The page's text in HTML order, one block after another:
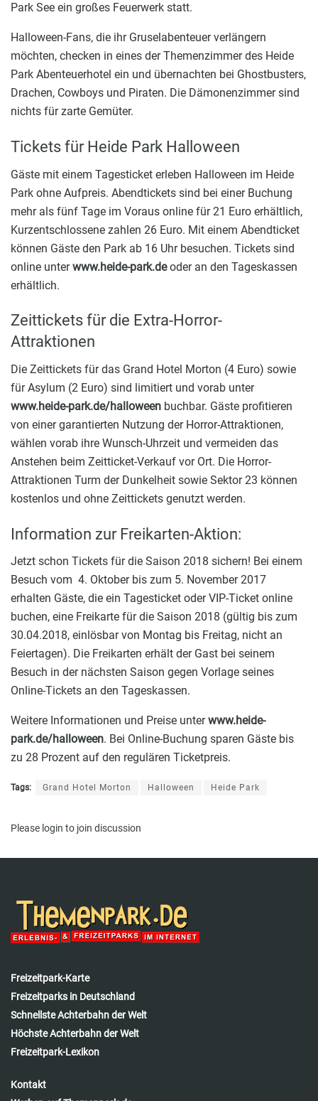
Park See ein großes Feuerwerk statt.
Halloween-Fans, die ihr Gruselabenteuer verlängern
möchten, checken in eines der Themenzimmer des Heide
Park Abenteuerhotel ein und übernachten bei Ghostbusters,
Drachen, Cowboys und Piraten. Die Dämonenzimmer sind
nichts für zarte Gemüter.
Tickets für Heide Park Halloween
Gäste mit einem Tagesticket erleben Halloween im Heide
Park ohne Aufpreis. Abendtickets sind bei einer Buchung
mehr als fünf Tage im Voraus online für 21 Euro erhältlich,
Kurzentschlossene zahlen 26 Euro. Mit einem Abendticket
können Gäste den Park ab 16 Uhr besuchen. Tickets sind
online unterwww.heide-park.deoder an den Tageskassen
erhältlich.
Zeittickets für die Extra-Horror-
Attraktionen
Die Zeittickets für das Grand Hotel Morton (4 Euro) sowie
für Asylum (2 Euro) sind limitiert und vorab unter
www.heide-park.de/halloween buchbar. Gäste profitieren
von einer garantierten Nutzung der Horror-Attraktionen,
wählen vorab ihre Wunsch-Uhrzeit und vermeiden das
Anstehen beim Zeitticket-Verkauf vor Ort. Die Horror-
Attraktionen Turm der Dunkelheit sowie Sektor 23 können
kostenlos und ohne Zeittickets genutzt werden.
Information zur Freikarten-Aktion:
Jetzt schon Tickets für die Saison 2018 sichern! Bei einem
Besuch vom 4. Oktober bis zum 5. November 2017
erhalten Gäste, die ein Tagesticket oder VIP-Ticket online
buchen, eine Freikarte für die Saison 2018 (gültig bis zum
30.04.2018, einlösbar von Montag bis Freitag, nicht an
Feiertagen). Die Freikarten erhält der Gast bei seinem
Besuch in der nächsten Saison gegen Vorlage seines
Online-Tickets an den Tageskassen.
Weitere Informationen und Preise unterwww.heide-
park.de/halloween. Bei Online-Buchung sparen Gäste bis
zu 28 Prozent auf den regulären Ticketpreis.
Tags: Grand Hotel Morton Halloween Heide Park
Please login to join discussion
Freizeitpark-Karte
Freizeitparks in Deutschland
Schnellste Achterbahn der Welt
Höchste Achterbahn der Welt
Freizeitpark-Lexikon
Kontakt